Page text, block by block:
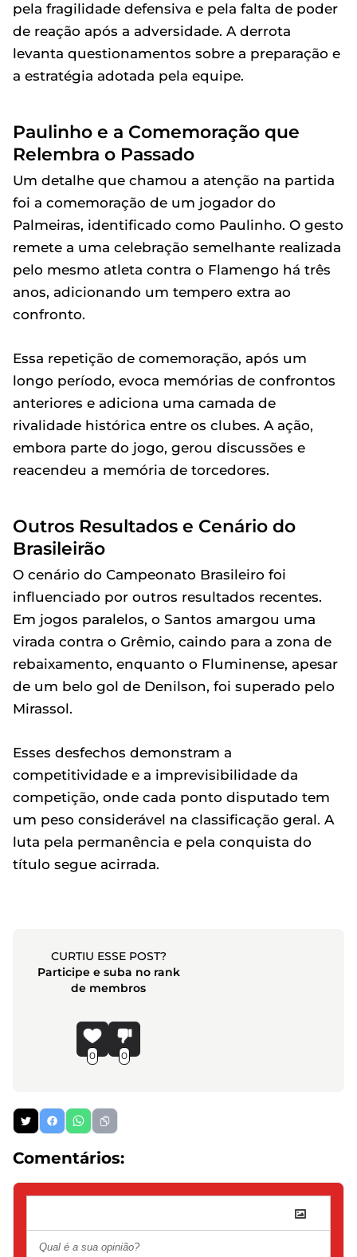
pela fragilidade defensiva e pela falta de poder
de reação após a adversidade. A derrota
levanta questionamentos sobre a preparação e
a estratégia adotada pela equipe.
Paulinho e a Comemoração que
Relembra o Passado
Um detalhe que chamou a atenção na partida
foi a comemoração de um jogador do
Palmeiras, identificado como Paulinho. O gesto
remete a uma celebração semelhante realizada
pelo mesmo atleta contra o Flamengo há três
anos, adicionando um tempero extra ao
confronto.
Essa repetição de comemoração, após um
longo período, evoca memórias de confrontos
anteriores e adiciona uma camada de
rivalidade histórica entre os clubes. A ação,
embora parte do jogo, gerou discussões e
reacendeu a memória de torcedores.
Outros Resultados e Cenário do
Brasileirão
O cenário do Campeonato Brasileiro foi
influenciado por outros resultados recentes.
Em jogos paralelos, o Santos amargou uma
virada contra o Grêmio, caindo para a zona de
rebaixamento, enquanto o Fluminense, apesar
de um belo gol de Denilson, foi superado pelo
Mirassol.
Esses desfechos demonstram a
competitividade e a imprevisibilidade da
competição, onde cada ponto disputado tem
um peso considerável na classificação geral. A
luta pela permanência e pela conquista do
título segue acirrada.
CURTIU ESSE POST?
Participe e suba no rank
de membros
0 0
Comentários: